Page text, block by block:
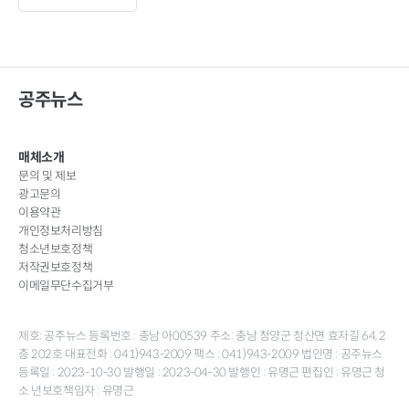
공주뉴스
매체소개
문의 및 제보
광고문의
이용약관
개인정보처리방침
청소년보호정책
저작권보호정책
이메일무단수집거부
제호: 공주뉴스 등록번호 : 충남 아00539 주소: 충남 청양군 청산면 효자길 64, 2
층 202호 대표전화 : 041)943-2009 팩스 : 041)943-2009 법인명 : 공주뉴스
등록일 : 2023-10-30 발행일 : 2023-04-30 발행인 : 유명근 편집인 : 유명근 청
소 년보호책임자 : 유명근